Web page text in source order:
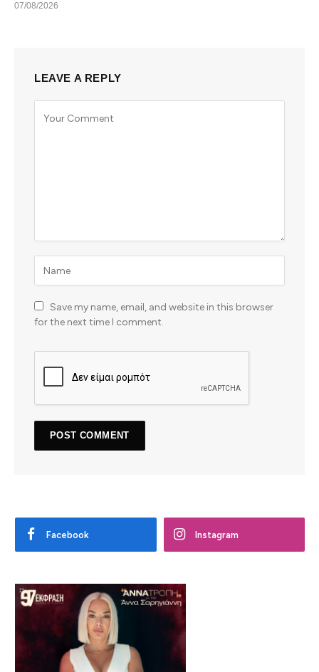
07/08/2026
LEAVE A REPLY
Save my name, email, and website in this browser
for the next time I comment.
Facebook Instagram